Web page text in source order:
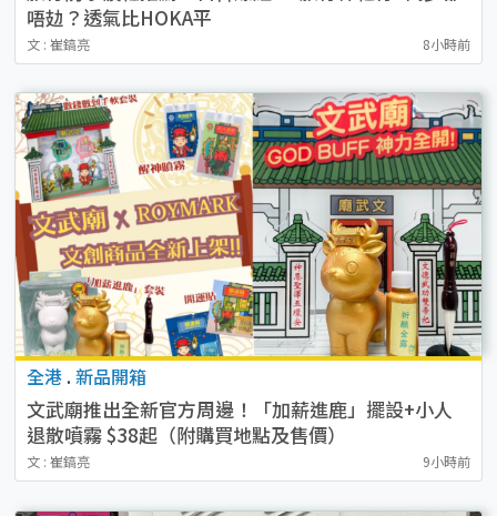
唔攰？透氣比HOKA平
文 : 崔鎬亮 8小時前
全港 . 新品開箱
文武廟推出全新官方周邊！「加薪進鹿」擺設+小人
退散噴霧 $38起（附購買地點及售價）
文 : 崔鎬亮 9小時前